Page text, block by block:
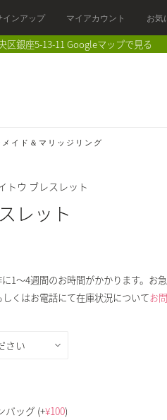
インアップ マイアカウント お気
区銀座5-13-11Googleマップで見る
イド＆マリッジリング
トウ ブレスレット
レット
1～4週間のお時間がかかります。お
くはお電話にて在庫状況についてお
バッグ (+¥100)